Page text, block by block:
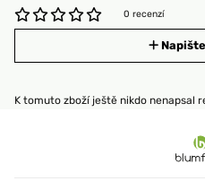
0 recenzí
K tomuto zboží ještě nikdo nenapsal